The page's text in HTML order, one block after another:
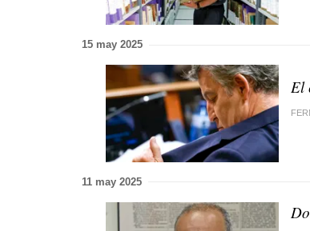
15 may 2025
El
11 may 2025